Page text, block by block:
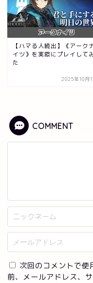
【ハマる人続出】《アーク
イツ》を実際にプレイして
た
2025年10月
COMMENT
次回のコメントで使
前、メールアドレス、